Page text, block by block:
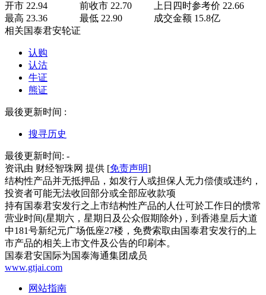
开市 22.94 前收市 22.70 上日四时参考价 22.66
最高 23.36 最低 22.90 成交金额 15.8亿
相关国泰君安轮证
认购
认沽
牛证
熊证
最後更新时间 :
搜寻历史
最後更新时间: -
资讯由 财经智珠网 提供 [免责声明]
结构性产品并无抵押品，如发行人或担保人无力偿债或违约，
投资者可能无法收回部分或全部应收款项
持有国泰君安发行之上市结构性产品的人仕可於工作日的惯常
营业时间(星期六，星期日及公众假期除外)，到香港皇后大道
中181号新纪元广场低座27楼，免费索取由国泰君安发行的上
市产品的相关上市文件及公告的印刷本。
国泰君安国际为国泰海通集团成员
www.gtjai.com
网站指南